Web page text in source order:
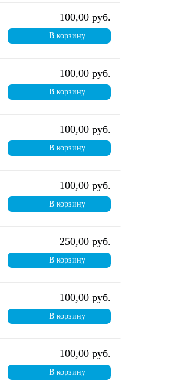
100,00 руб.
В корзину
100,00 руб.
В корзину
100,00 руб.
В корзину
100,00 руб.
В корзину
250,00 руб.
В корзину
100,00 руб.
В корзину
100,00 руб.
В корзину